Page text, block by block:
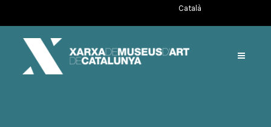
Català